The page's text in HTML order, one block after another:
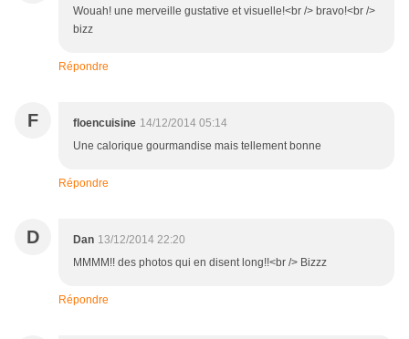
Wouah! une merveille gustative et visuelle!<br /> bravo!<br />
bizz
Répondre
F floencuisine 14/12/2014 05:14
Une calorique gourmandise mais tellement bonne
Répondre
D Dan 13/12/2014 22:20
MMMM!! des photos qui en disent long!!<br /> Bizzz
Répondre